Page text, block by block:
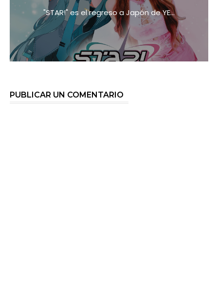
"STAR!" es el regreso a Japón de YE...
PUBLICAR UN COMENTARIO